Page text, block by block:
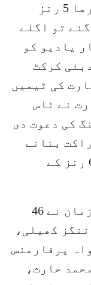
ہو گئے۔اس سے قبل ابھیشیک شرما 5 رنز
تو اگلے
یادیو کو
کرکٹ
کی ٹیمیں
نے ٹاس
کی دعوت دی
رنز کی شراکت بنانے
والی پاکستانی ٹیم نے صرف 62 رنز کے
صاحبزادہ فرحان نے 57 ، فخر زمان نے 46
14 رنز کی اننگز کھیلی،
پرفارمنس
حارث،